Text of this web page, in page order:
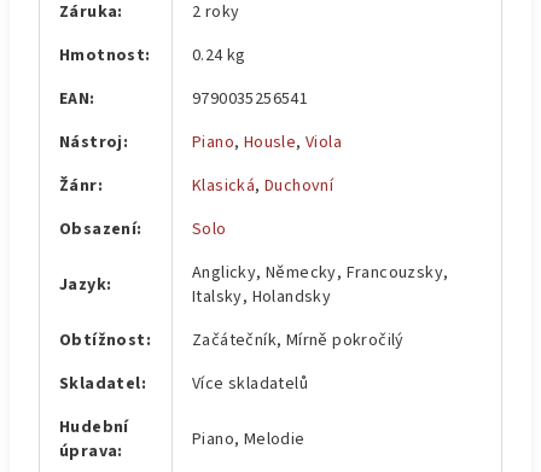
Záruka:
2 roky
Hmotnost:
0.24 kg
EAN:
9790035256541
Nástroj: Piano, Housle,Viola
Žánr: Klasická,Duchovní
Obsazení: Solo
Jazyk:
Anglicky, Německy, Francouzsky,
Italsky, Holandsky
Obtížnost:
Začátečník, Mírně pokročilý
Skladatel:
Více skladatelů
Hudební
úprava: Piano, Melodie